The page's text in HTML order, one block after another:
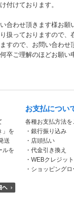
付けております。
合わせ頂きます様お願
扱っておりますので、
すので、お問い合わせ
卒ご理解のほどお願い
」を
送
ルを
お支払につい
各種お支払方法
・銀行振り込み
・店頭払い
・代金引き換え
・WEBクレジッ
・ショッピング